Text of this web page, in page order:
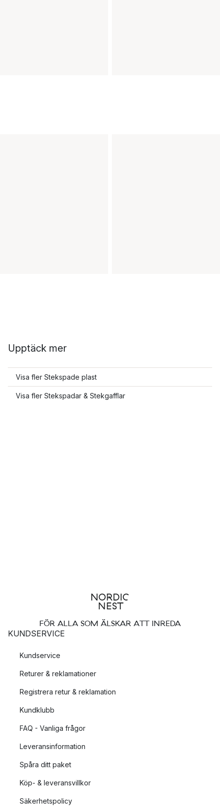
Upptäck mer
Visa fler Stekspade plast
Visa fler Stekspadar & Stekgafflar
FÖR ALLA SOM ÄLSKAR ATT INREDA
KUNDSERVICE
Kundservice
Returer & reklamationer
Registrera retur & reklamation
Kundklubb
FAQ - Vanliga frågor
Leveransinformation
Spåra ditt paket
Köp- & leveransvillkor
Säkerhetspolicy